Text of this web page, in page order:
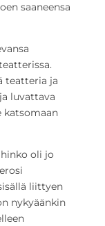
saaneensa
teatteria ja
luvattava
katsomaan
oli jo
liittyen
nykyäänkin